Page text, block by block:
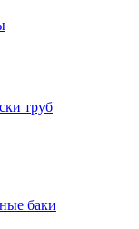
труб
баки